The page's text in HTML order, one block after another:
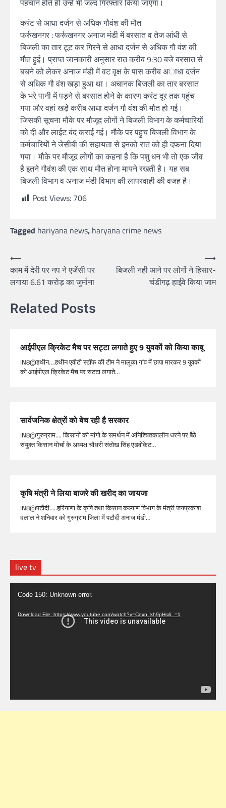
पहचान होते ही उन्हे भी जल्द गिरफ्तार किया जाएगा।
करंट से आधा दर्जन से अधिक गौवंश की मौत
फर्रुखनगर : फर्रूखनगर अनाज मंडी में बरसात व तेज आंधी से
बिजली का तार टूट कर गिरने से आधा दर्जन से अधिक गौ वंश की
मौत हुई। प्राप्त जानकारी अनुसार रात करीब 9:30 बजे बरसात से
बचने को लेकर अनाज मंडी में वट वृक्ष के पास करीब अाधा दर्जन
से अधिक गौ वंश खड़ा हुआ था। अचानक बिजली का तार बरसात
के भरे पानी में पड़ने से बरसात होने के कारण करंट दूर तक पहुंच
गया और वहां खडेे़ करीब आधा दर्जन गौ वंश की मौत हो गई।
जिसकी सूचना मौके पर मौजूद लोगों ने बिजली विभाग के कर्मचारियों
को दी और लाईट बंद कराई गई। मौके पर पहुच बिजली विभाग के
कर्मचारियों ने जेसीबी की सहायता से इनको रात को ही दफना दिया
गया। मौके पर मौजूद लोगों का कहना है कि पशु धन भी तो एक जीव
है इतने गौवंश की एक साथ मौत होना मायने रखती है। यह सब
बिजली विभाग व अनाज मंडी विभाग की लापरवाही की वजह है।
Post Views: 706
Tagged hariyana news, haryana crime news
⟵
काम में देरी पर नप ने एजेंसी पर
लगाया 6.61 करोड़ का जुर्माना
बिजली नही आने पर लोगों ने हिसार-
चंडीगढ़ हाईवे किया जाम
⟶
Related Posts
आईपीएल क्रिकेट मैच पर सट्टा लगाते हुए 9 युवकों को किया काबू
IN8@हथीन….हथीन एवीटी स्टॉफ की टीम ने मालूका गांव में छापा मारकर 9 युवकों
को आईपीएल क्रिकेट मैच पर सटटा लगाते…
सार्वजनिक क्षेत्रों को बेच रही है सरकार
IN8@गुरुग्राम…. किसानों की मांगो के समर्थन में अनिश्चितकालीन धरने पर बैठे
संयुक्त किसान मोर्चा के अध्यक्ष चौधरी संतोख सिंह एडवोकेट…
कृषि मंत्री ने लिया बाजरे की खरीद का जायजा
IN8@पटौदी…..हरियाणा के कृषि तथा किसान कल्याण विभाग के मंत्री जयप्रकाश
दलाल ने शनिवार को गुरुग्राम जिला में पटौदी अनाज मंडी…
live tv
Video
Player
Code 150: Unknown error.
Download File: https://www.youtube.com/watch?v=Cexn_kh9pHs&_=1